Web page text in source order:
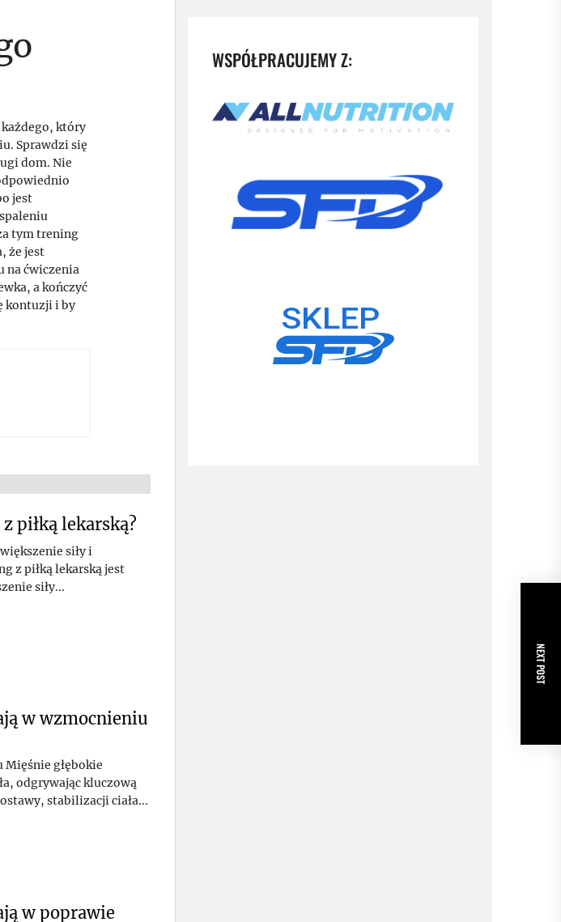
który
Sprawdzi się
dom. Nie
jest
tym trening
że jest
na ćwiczenia
a kończyć
kontuzji i by
NEXT POST
piłką lekarską?
siły i
z piłką lekarską jest
siły...
w wzmocnieniu
Mięśnie głębokie
odgrywając kluczową
stabilizacji ciała...
w poprawie
WSPÓŁPRACUJEMY Z: